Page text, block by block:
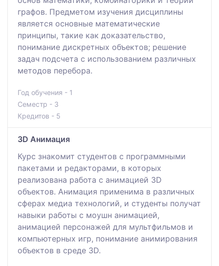
графов. Предметом изучения дисциплины
является основные математические
принципы, такие как доказательство,
понимание дискретных объектов; решение
задач подсчета с использованием различных
методов перебора.
Год обучения - 1
Семестр - 3
Кредитов - 5
3D Анимация
Курс знакомит студентов с программными
пакетами и редакторами, в которых
реализована работа с анимацией 3D
объектов. Анимация применима в различных
сферах медиа технологий, и студенты получат
навыки работы с моушн анимацией,
анимацией персонажей для мультфильмов и
компьютерных игр, понимание анимирования
объектов в среде 3D.